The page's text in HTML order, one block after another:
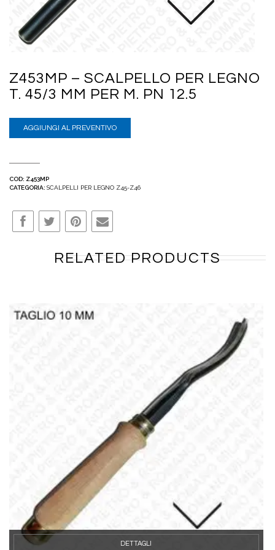
Z453MP – SCALPELLO PER LEGNO
T. 45/3 MM PER M. PN 12.5
AGGIUNGI AL PREVENTIVO
COD: Z453MP
CATEGORIA: SCALPELLI PER LEGNO Z45-Z46
RELATED PRODUCTS
DETTAGLI